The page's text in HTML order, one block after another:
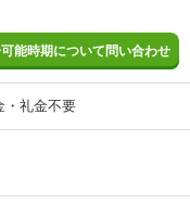
能時期について問い合わせ
・礼金不要